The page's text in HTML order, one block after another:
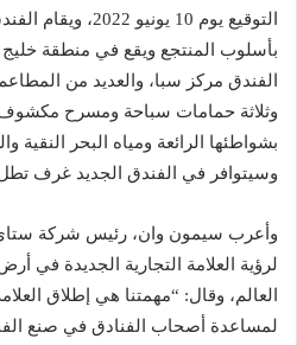
بأسلوب المنتجع ويقع في منطقة
الفندق مركز سبا، والعديد من
وثلاثة حمامات سباحة ومسرح
بشواطئها الرائعة ومياه البحر النقية
وسيتوافر في الفندق الجديد غرف
وأعرب سيمون وان، رئيس شركة
لرؤية العلامة التجارية الجديدة في
العالم، وقال: “مهمتنا هي إطلاق
لمساعدة أصحاب الفنادق في صنع